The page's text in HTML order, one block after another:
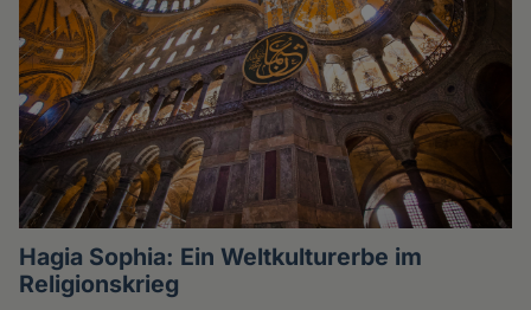
Hagia Sophia: Ein Weltkulturerbe im
Religionskrieg